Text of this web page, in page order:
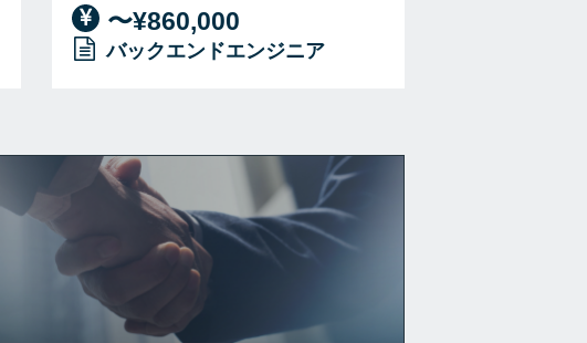
〜¥860,000
バックエンドエンジニア